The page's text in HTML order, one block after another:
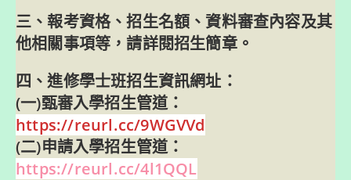
三、報考資格、招生名額、資料審查內容及其
他相關事項等，請詳閱招生簡章。
四、進修學士班招生資訊網址：
(一)甄審入學招生管道：
https://reurl.cc/9WGVVd
(二)申請入學招生管道：
https://reurl.cc/4l1QQL